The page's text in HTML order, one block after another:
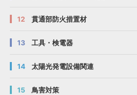
12 貫通部防火措置材
13 工具・検電器
14 太陽光発電設備関連
15 鳥害対策